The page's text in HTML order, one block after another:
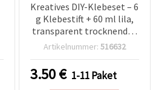
Kreatives DIY-Klebeset – 6
g Klebestift + 60 ml lila,
transparent trocknendes
Sprühkleber-Spray – ideal
Scrapbooking & DIY-
Projekte
Artikelnummer: 516632
3.50€ 1-11 Paket